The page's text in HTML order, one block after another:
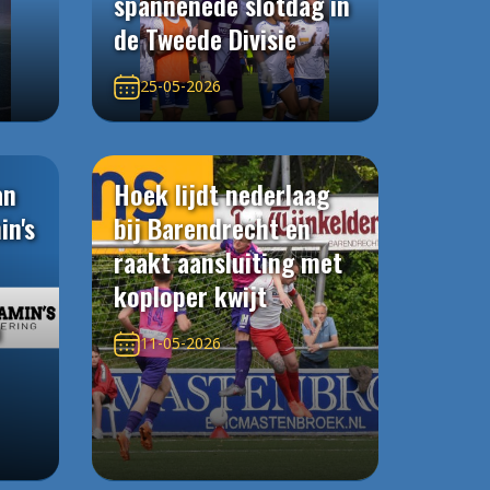
de Tweede Divisie
25-05-2026
Hoek lijdt nederlaag
bij Barendrecht en
raakt aansluiting met
koploper kwijt
11-05-2026